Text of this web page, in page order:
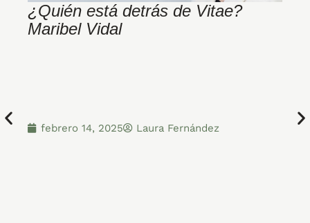
¿Quién está detrás de Vitae?
Maribel Vidal
febrero 14, 2025 Laura Fernández